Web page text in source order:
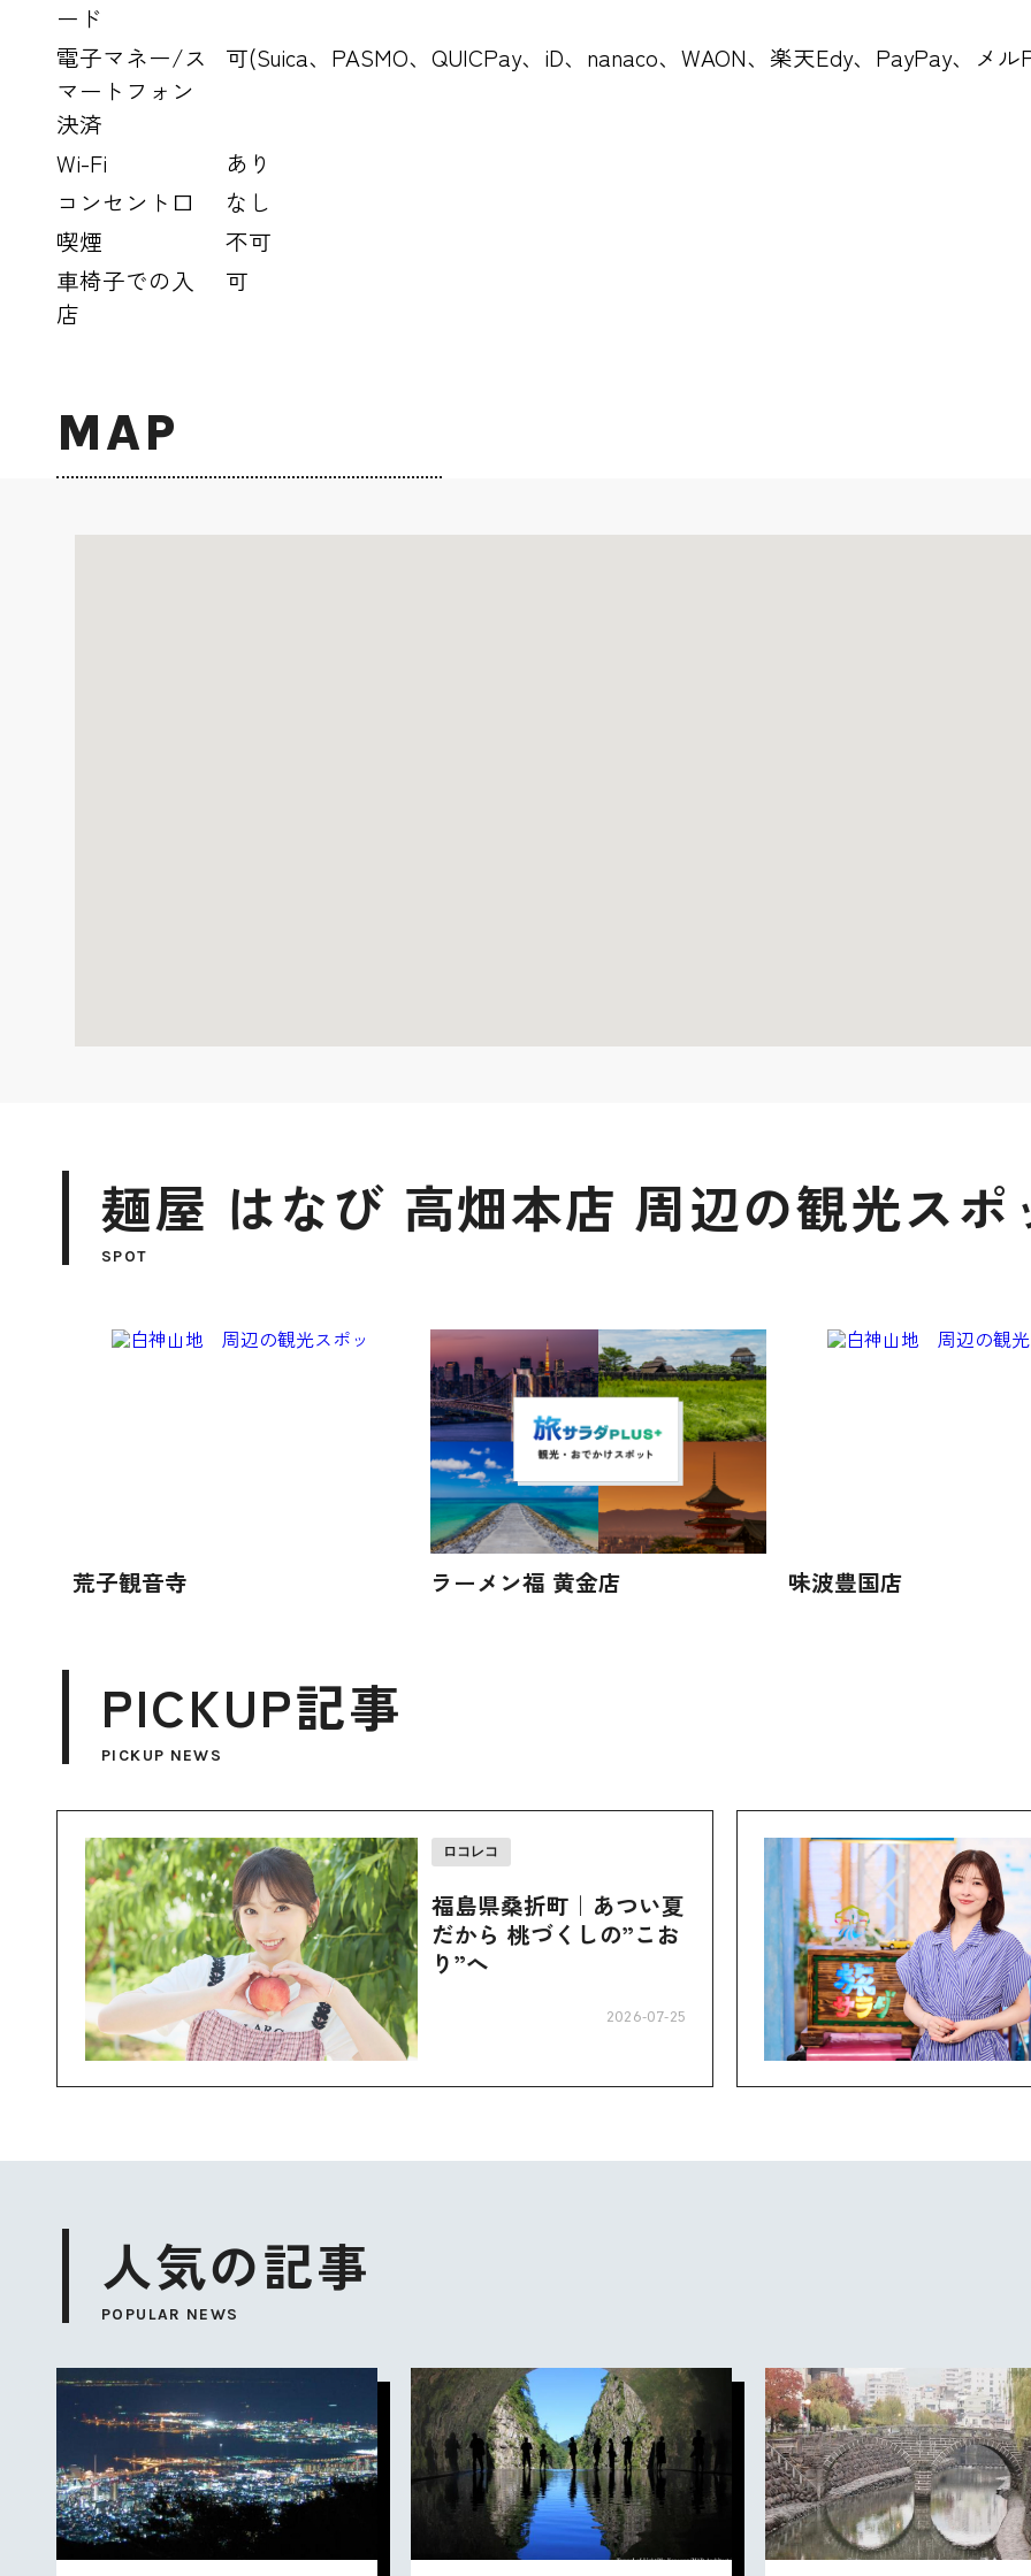
ード
電子マネー/ス
マートフォン
決済
可(Suica、PASMO、QUICPay、iD、nanaco、WAON、楽天Edy、PayPay、メル
Wi-Fi
あり
コンセント口
なし
喫煙
不可
車椅子での入
店
可
MAP
麺屋 はなび 高畑本店 周辺の観光スポ
SPOT
荒子観音寺 ラーメン福 黄金店 味波豊国店
PICKUP記事
PICKUP NEWS
ロコレコ
福島県桑折町｜あつい夏
だから 桃づくしの”こお
り”へ
2026-07-25
人気の記事
POPULAR NEWS